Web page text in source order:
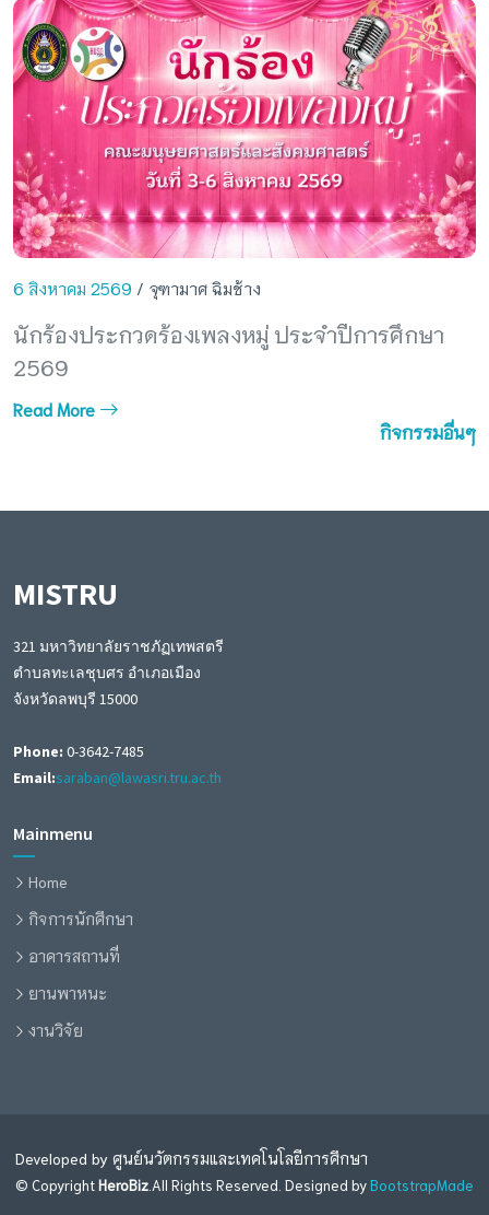
6 สิงหาคม 2569 / จุฑามาศ ฉิมช้าง
นักร้องประกวดร้องเพลงหมู่ ประจำปีการศึกษา
2569
Read More
กิจกรรมอื่นๆ
MISTRU
321 มหาวิทยาลัยราชภัฏเทพสตรี
ตำบลทะเลชุบศร อำเภอเมือง
จังหวัดลพบุรี 15000
Phone: 0-3642-7485
Email:saraban@lawasri.tru.ac.th
Mainmenu
Home
กิจการนักศึกษา
อาคารสถานที่
ยานพาหนะ
งานวิจัย
Developed by ศูนย์นวัตกรรมและเทคโนโลยีการศึกษา
© CopyrightHeroBiz .All Rights Reserved. Designed byBootstrapMade